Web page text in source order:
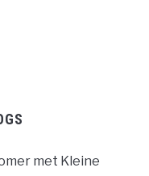
met Kleine